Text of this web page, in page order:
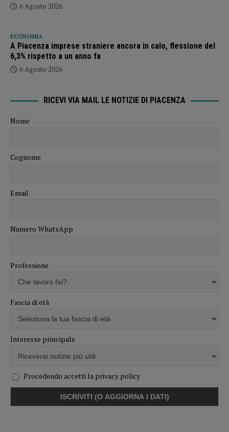
6 Agosto 2026
ECONOMIA
A Piacenza imprese straniere ancora in calo, flessione del
6,3% rispetto a un anno fa
6 Agosto 2026
RICEVI VIA MAIL LE NOTIZIE DI PIACENZA
Nome
Cognome
Email
Numero WhatsApp
Professione
Fascia di età
Interesse principale
Procedendo accetti la privacy policy